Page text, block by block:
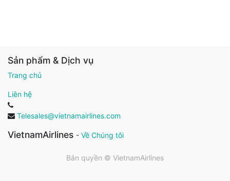
Sản phẩm & Dịch vụ
Trang chủ
Liên hệ
Telesales@vietnamairlines.com
VietnamAirlines - Về Chúng tôi
Bản quyền © VietnamAirlines